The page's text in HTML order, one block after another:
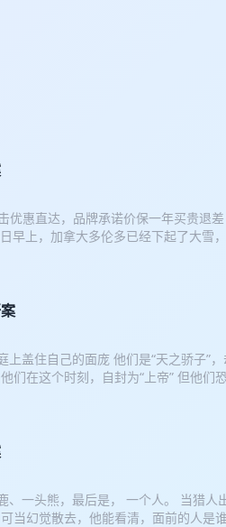
惠直达，品牌承诺价保一年买贵退差
早上，加拿大多伦多已经下起了大雪
后的这栋价值690万的房产。 而这栋
随这场看房之旅，揭开藏匿在这背后
越热”说拜拜了 以前对凉席的回忆，
下，后半夜直接变煎锅🌚 后背黏糊糊
啊！！ 直到换上了「神气小鹿凉感小
上去第一秒：不是冰，是稳 不是传统
爽感， 皮肤贴上去凉丝丝的，但完
睡了一个星期的真实感受： 入睡变
没压痕没毛刺 后背干干爽爽，再也没
睡贴脸都不怕，还加了玻尿酸+薄荷醇
硌骨头、不夹头发，翻身不会有硬板
不结团 ✔️ 四角有弹力绑带，睡觉不
盖住自己的面庞 他们是“天之骄子”
们在这个时刻，自封为“上帝” 但他们
他们淹没 我们也要警醒 “沉默是罪恶
张大鹏 65:30 蒋中懿 74:25 周同
公开的案情报告 B.Z. Berlin中案件相
Aquarian中案件相关报道 三联生活
Zeitung中案件相关报道 新京
汗钱 感谢赞赏/ 你们的认可，支持我
妖的店、柠檬公爵lemon、RileOooy
、一头熊，最后是， 一个人。 当猎人
当幻觉散去，他能看清，面前的人是